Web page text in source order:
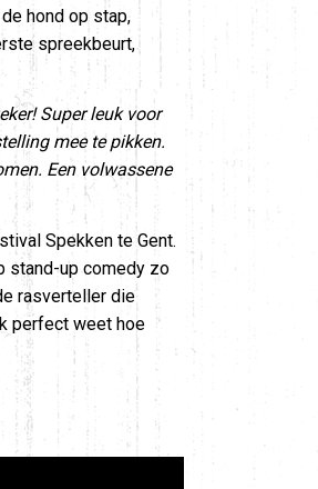
hond op stap,
spreekbeurt,
Super leuk voor
mee te pikken.
Een volwassene
Spekken te Gent.
stand-up comedy zo
rasverteller die
perfect weet hoe